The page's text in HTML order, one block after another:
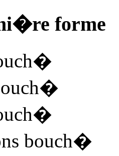
forme
�
�
�
bouch�